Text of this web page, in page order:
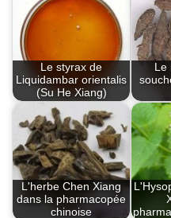
Le styrax de
Liquidambar orientalis
(Su He Xiang)
Le
L'herbe Chen Xiang
dans la pharmacopée
chinoise